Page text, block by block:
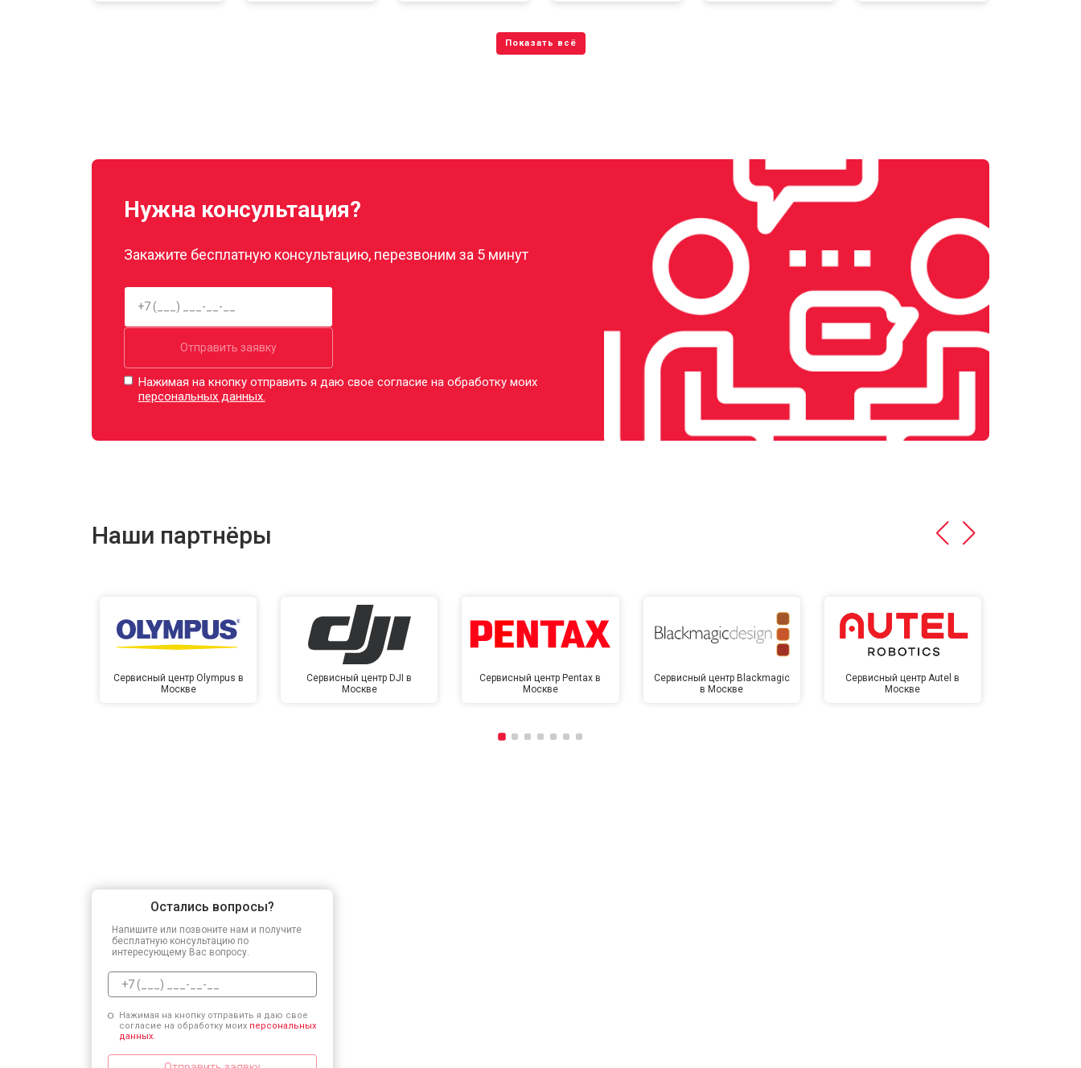
Нужна консультация?
Закажите бесплатную консультацию, перезвоним за 5 минут
Отправить заявку
Нажимая на кнопку отправить я даю свое согласие на обработку моих
персональных данных.
Наши партнёры
Сервисный центр Olympus в
Москве
Сервисный центр DJI в
Москве
Сервисный центр Pentax в
Москве
Сервисный центр Blackmagic
в Москве
Сервисный центр Autel в
Москве
Остались вопросы?
Напишите или позвоните нам и получите
бесплатную консультацию по
интересующему Вас вопросу.
Нажимая на кнопку отправить я даю свое
согласие на обработку моих персональных
данных.